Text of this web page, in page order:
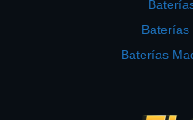
Baterías
Baterías